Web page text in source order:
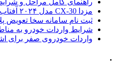
راهنمای کامل مراحل و شرایط
مزدا CX-30 مدل ۲۰۲۴ آفتاب خودرو؛ بررسی و مشخصات فنی
ثبت نام سامانه سخا تعویض
شرایط واردات خودرو به
واردات خودروی صفر برای
.